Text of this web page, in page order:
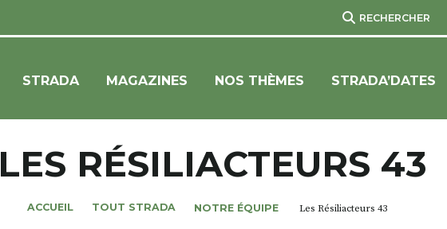
RECHERCHER
STRADA MAGAZINES NOS THÈMES STRADA’DATES
LES RÉSILIACTEURS 43
ACCUEIL TOUT STRADA NOTRE ÉQUIPE Les Résiliacteurs 43